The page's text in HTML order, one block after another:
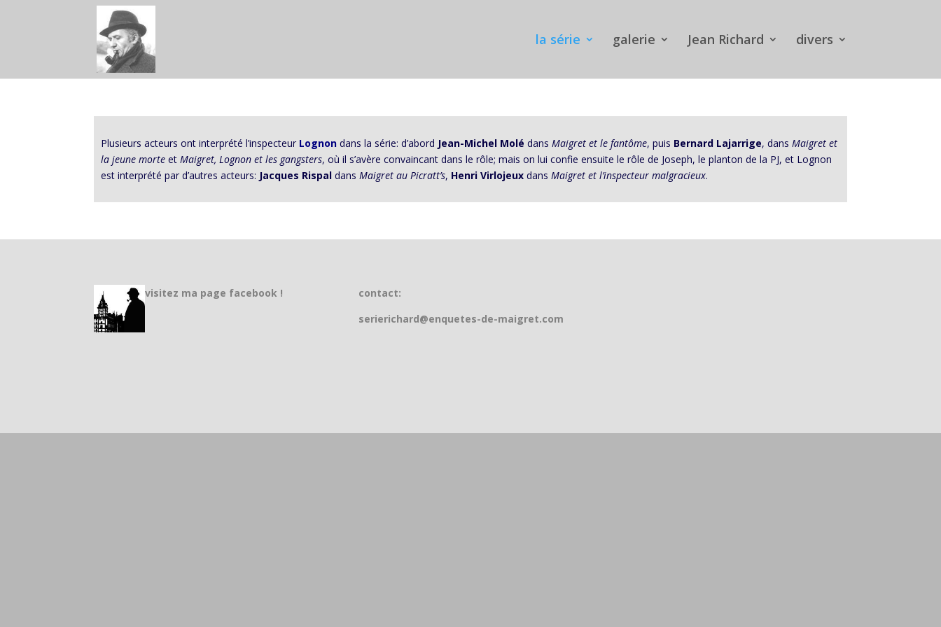
la série galerie Jean Richard divers
Plusieurs acteurs ont interprété l’inspecteur Lognondans la série: d’abord Jean-Michel Molé dansMaigret et le fantôme, puis Bernard Lajarrige, dansMaigret et
la jeune morte etMaigret, Lognon et les gangsters, où il s’avère convaincant dans le rôle; mais on lui confie ensuite le rôle de Joseph, le planton de la PJ, et Lognon
est interprété par d’autres acteurs: Jacques Rispal dansMaigret au Picratt’s, Henri Virlojeux dansMaigret et l’inspecteur malgracieux.
visitez ma page facebook !
contact:
serierichard@enquetes-de-maigret.com